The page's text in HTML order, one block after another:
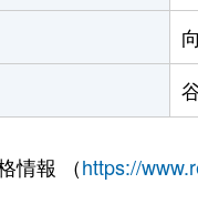
情報 （https://